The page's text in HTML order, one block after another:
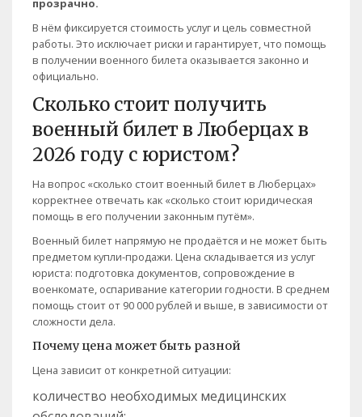
прозрачно.
В нём фиксируется стоимость услуг и цель совместной
работы. Это исключает риски и гарантирует, что помощь
в получении военного билета оказывается законно и
официально.
Сколько стоит получить
военный билет в Люберцах в
2026 году с юристом?
На вопрос «сколько стоит военный билет в Люберцах»
корректнее отвечать как «сколько стоит юридическая
помощь в его получении законным путём».
Военный билет напрямую не продаётся и не может быть
предметом купли-продажи. Цена складывается из услуг
юриста: подготовка документов, сопровождение в
военкомате, оспаривание категории годности. В среднем
помощь стоит от 90 000 рублей и выше, в зависимости от
сложности дела.
Почему цена может быть разной
Цена зависит от конкретной ситуации:
количество необходимых медицинских